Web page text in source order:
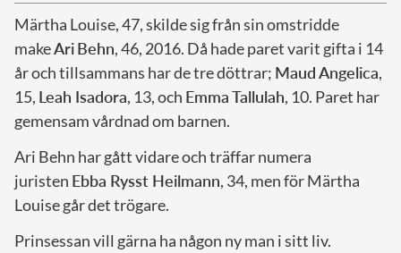
Märtha Louise, 47, skilde sig från sin omstridde
makeAriBehn, 46, 2016. Då hade paret varit gifta i 14
år och tillsammans har de tre döttrar; Maud Angelica,
15, Leah Isadora, 13, och Emma Tallulah, 10. Paret har
gemensam vårdnad om barnen.
Ari Behn har gått vidare och träffar numera
juristen Ebba Rysst Heilmann, 34, men för Märtha
Louise går det trögare.
Prinsessan vill gärna ha någon ny man i sitt liv.